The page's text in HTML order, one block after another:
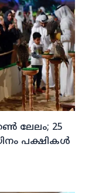
ലേലം; 25
പക്ഷികള്‍